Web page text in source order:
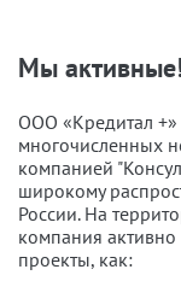
Мы
ООО «Кредитал +»
многочисленных
компанией
широкому
России. На
компания
проекты, как: